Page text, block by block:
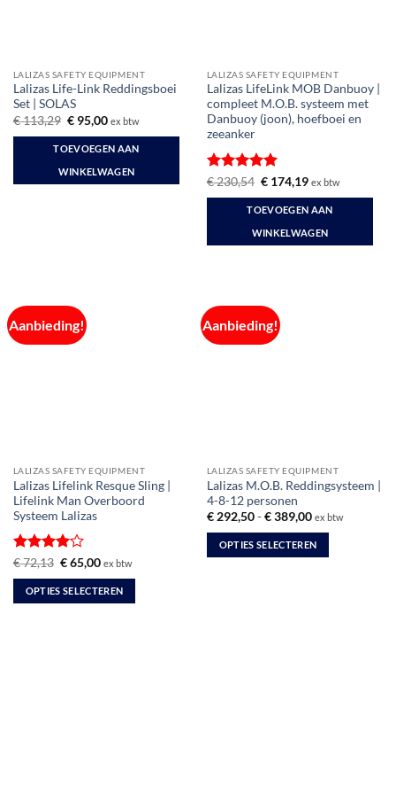
LALIZAS SAFETY EQUIPMENT
Lalizas Life-Link Reddingsboei
Set | SOLAS
€113,29 Oorspronkelijke
was:
€ 113,29.
€95,00Huidige
is:
€ 95,00.
ex btw
TOEVOEGEN AAN
WINKELWAGEN
LALIZAS SAFETY EQUIPMENT
Lalizas LifeLink MOB Danbuoy |
compleet M.O.B. systeem met
Danbuoy (joon), hoefboei en
zeeanker
Gewaardeerd
5uit 5
€230,54 Oorspronkelijke
was:
€ 230,54.
€174,19Huidige
is:
€ 174,19.
ex btw
TOEVOEGEN AAN
WINKELWAGEN
Aanbieding!
LALIZAS SAFETY EQUIPMENT
Lalizas Lifelink Resque Sling |
Lifelink Man Overboord
Systeem Lalizas
Gewaardeerd
4uit 5
€72,13 Oorspronkelijke
was:
€ 72,13.
€65,00Huidige
is:
€ 65,00.
ex btw
OPTIES SELECTEREN
Aanbieding!
LALIZAS SAFETY EQUIPMENT
Lalizas M.O.B. Reddingsysteem |
4-8-12 personen
€292,50 - €389,00Prijsklasse:
tot
€ 389,00
ex btw
OPTIES SELECTEREN